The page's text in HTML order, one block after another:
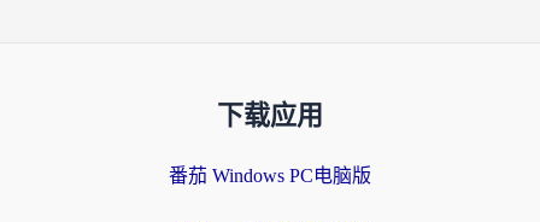
下载应用
番茄 Windows PC电脑版